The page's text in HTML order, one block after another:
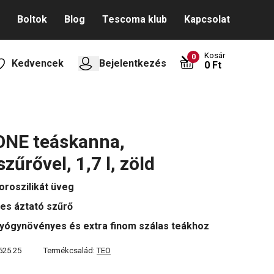
Boltok Blog Tescoma klub Kapcsolat
Kedvencek Bejelentkezés
0 Kosár
0 Ft
teáskanna,
1,7 l, zöld
üveg
áztató szűrő
és extra finom szálas teákhoz
Termékcsalád:TEO